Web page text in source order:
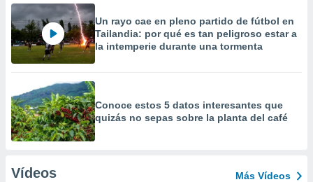
Un rayo cae en pleno partido de fútbol en
Tailandia: por qué es tan peligroso estar a
la intemperie durante una tormenta
Conoce estos 5 datos interesantes que
quizás no sepas sobre la planta del café
Vídeos Más Vídeos